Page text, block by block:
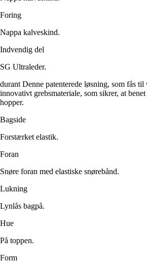
Foring
Nappa kalveskind.
Indvendig del
SG Ultraleder.
durant Denne patenterede løsning, som fås til
innovativt grebsmateriale, som sikrer, at
hopper.
Bagside
Forstærket elastik.
Foran
Snøre foran med elastiske snørebånd.
Lukning
Lynlås bagpå.
Hue
På toppen.
Form